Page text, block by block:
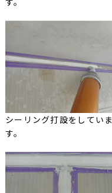
シーリング打設をしていま
す。